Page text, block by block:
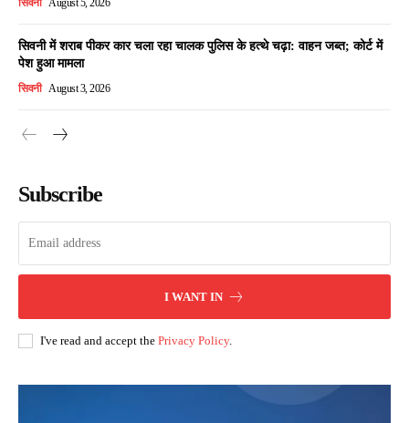
सिवनी August 5, 2026
सिवनी में शराब पीकर कार चला रहा चालक पुलिस के हत्थे चढ़ा: वाहन जब्त; कोर्ट में
पेश हुआ मामला
सिवनी August 3, 2026
Subscribe
I WANT IN
I've read and accept the Privacy Policy.